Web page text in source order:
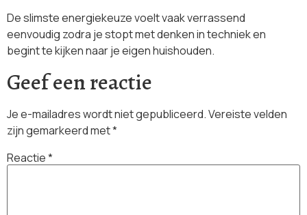
De slimste energiekeuze voelt vaak verrassend
eenvoudig zodra je stopt met denken in techniek en
begint te kijken naar je eigen huishouden.
Geef een reactie
Je e-mailadres wordt niet gepubliceerd.Vereiste velden
zijn gemarkeerd met*
Reactie*